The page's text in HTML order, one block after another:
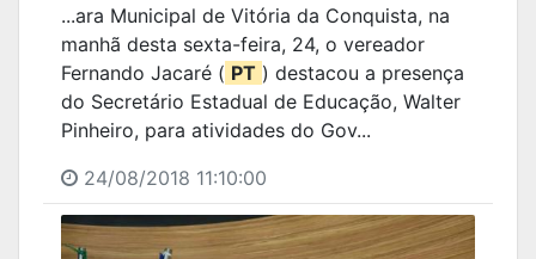
...ara Municipal de Vitória da Conquista, na
manhã desta sexta-feira, 24, o vereador
Fernando Jacaré ( PT ) destacou a presença
do Secretário Estadual de Educação, Walter
Pinheiro, para atividades do Gov...
24/08/2018 11:10:00